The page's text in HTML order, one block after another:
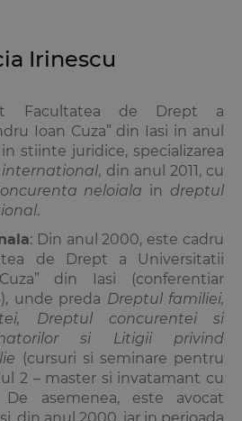
Irinescu
Facultatea de Drept a
Ioan Cuza” din Iasi in anul
stiinte juridice, specializarea
, din anul 2011, cu
neloiala in dreptul
.
: Din anul 2000, este cadru
de Drept a Universitatii
din Iasi (conferentiar
unde preda Dreptul familiei,
Dreptul concurentei si
si Litigii privind
(cursuri si seminare pentru
2 – master si invatamant cu
De asemenea, este avocat